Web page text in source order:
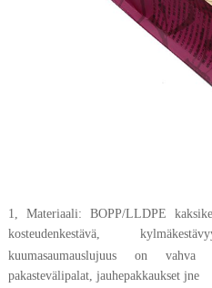
1, Materiaali: BOPP/LLDPE
kosteudenkestävä,
kuumasaumauslujuus on vahva
pakastevälipalat, jauhepakkaukset jne